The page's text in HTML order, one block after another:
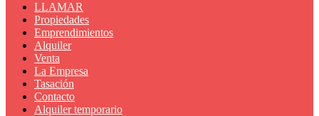
LLAMAR
Propiedades
Emprendimientos
Alquiler
Venta
La Empresa
Tasación
Contacto
Alquiler temporario